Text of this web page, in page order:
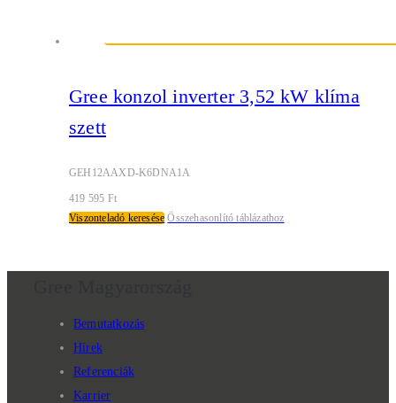
Gree konzol inverter 3,52 kW klíma
szett
GEH12AAXD-K6DNA1A
419 595 Ft
Viszonteladó keresése Összehasonlító táblázathoz
Bemutatkozás
Hírek
Referenciák
Karrier